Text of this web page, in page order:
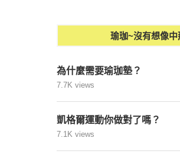
瑜珈~沒有想像中
為什麼需要瑜珈墊？
7.7K views
凱格爾運動你做對了嗎？
7.1K views